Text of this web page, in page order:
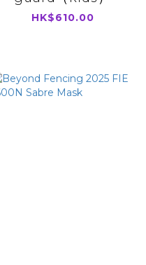
HK$610.00